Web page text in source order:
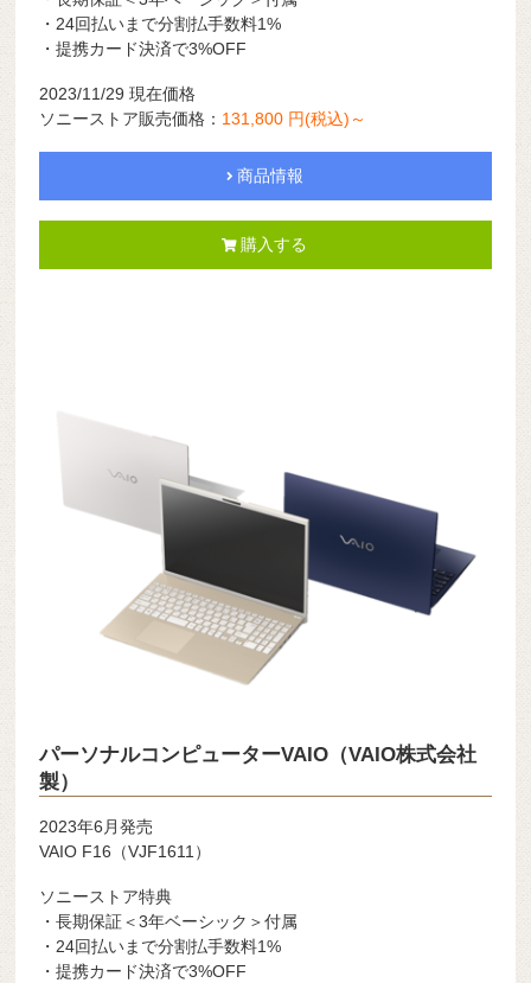
・24回払いまで分割払手数料1%
・提携カード決済で3%OFF
2023/11/29 現在価格
ソニーストア販売価格： 131,800 円(税込)～
商品情報
購入する
パーソナルコンピューターVAIO（VAIO株式会社
製）
2023年6月発売
VAIO F16（VJF1611）
ソニーストア特典
・長期保証＜3年ベーシック＞付属
・24回払いまで分割払手数料1%
・提携カード決済で3%OFF